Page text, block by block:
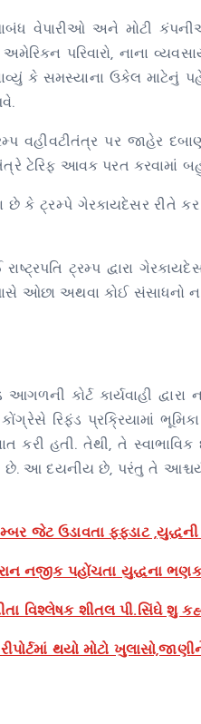
વેપારીઓ અને મોટી
પરિવારો, નાના
કે સમસ્યાના ઉકેલ
પર જાહેર દબાણ
ટેરિફ આવક પરત કરવામાં
કે ટ્રમ્પે ગેરકાયદેસર રીતે કર
ટ્રમ્પ દ્વારા
ઓછા અથવા કોઈ સંસાધનો
કોર્ટ કાર્યવાહી
રિફંડ પ્રક્રિયામાં
કરી હતી. તેથી, તે
છે. આ દયનીય છે, પરંતુ તે
જેટ ઉડાવતા ફફડાટ
નજીક પહોંચતા યુદ્ધના
વિશ્લેષક શીતલ પી.સિંઘે શુ
થયો મોટો